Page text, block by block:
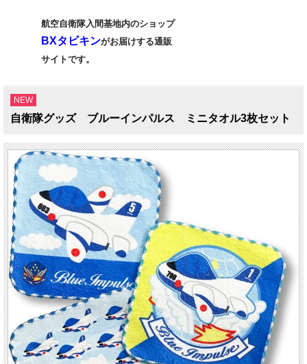
航空自衛隊入間基地内のショップ
BXタビキンがお届けする通販
サイトです。
NEW
自衛隊グッズ ブルーインパルス ミニタオル3枚セット